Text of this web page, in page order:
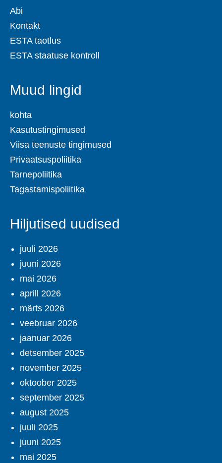
Abi
Kontakt
ESTA taotlus
ESTA staatuse kontroll
Muud lingid
kohta
Kasutustingimused
Viisa teenuste tingimused
Privaatsuspoliitika
Tarnepoliitika
Tagastamispoliitika
Hiljutised uudised
juuli 2026
juuni 2026
mai 2026
aprill 2026
märts 2026
veebruar 2026
jaanuar 2026
detsember 2025
november 2025
oktoober 2025
september 2025
august 2025
juuli 2025
juuni 2025
mai 2025